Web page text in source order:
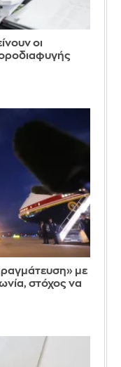
οι
με
στόχος να